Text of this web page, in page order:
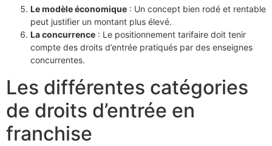
Le modèle économique : Un concept bien rodé et rentable
peut justifier un montant plus élevé.
La concurrence : Le positionnement tarifaire doit tenir
compte des droits d’entrée pratiqués par des enseignes
concurrentes.
Les différentes catégories
de droits d’entrée en
franchise